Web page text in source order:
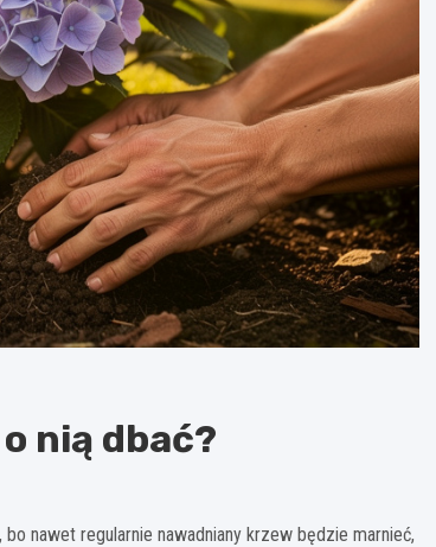
nią dbać?
bo nawet regularnie nawadniany krzew będzie marnieć,